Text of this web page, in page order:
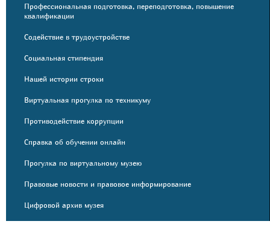
Профессиональная подготовка, переподготовка, повышение
квалификации
Содействие в трудоустройстве
Социальная стипендия
Нашей истории строки
Виртуальная прогулка по техникуму
Противодействие коррупции
Справка об обучении онлайн
Прогулка по виртуальному музею
Правовые новости и правовое информирование
Цифровой архив музея